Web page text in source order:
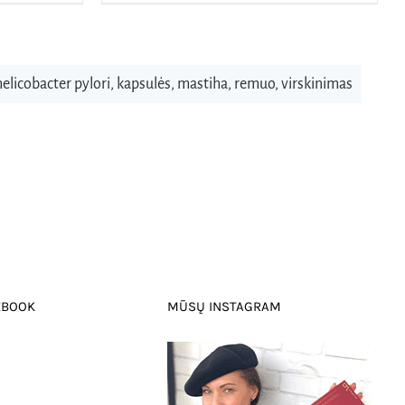
pylori, kapsulės, mastiha, remuo, virskinimas
MŪSŲ INSTAGRAM